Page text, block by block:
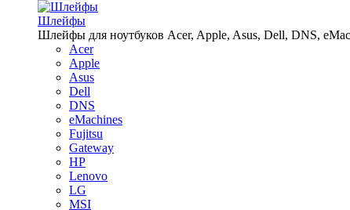
Шлейфы
Шлейфы для ноутбуков Acer, Apple, Asus, Dell, DNS,
Acer
Apple
Asus
Dell
DNS
eMachines
Fujitsu
Gateway
HP
Lenovo
LG
MSI